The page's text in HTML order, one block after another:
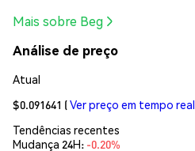
Mais sobre Beg
Análise de preço
Atual
$0.091641 (Ver preço em tempo real
Tendências recentes
Mudança 24H: -0.20%